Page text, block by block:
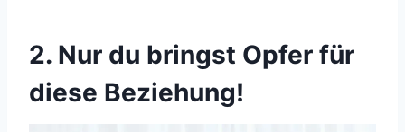
2. Nur du bringst Opfer für
diese Beziehung!